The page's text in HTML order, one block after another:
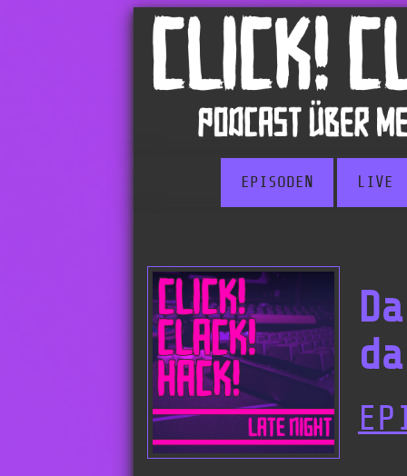
EPISODEN LIVE